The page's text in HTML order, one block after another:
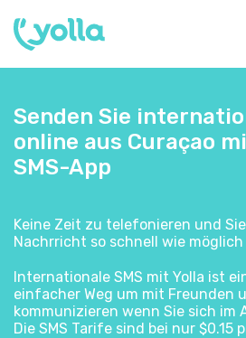
Senden Sie
online aus Curaçao
SMS-App
Keine Zeit zu telefonieren und
Nachrricht so schnell wie möglich
Internationale SMS mit Yolla ist
einfacher Weg um mit Freunden
kommunizieren wenn Sie sich im
Die SMS Tarife sind bei nur $0.15